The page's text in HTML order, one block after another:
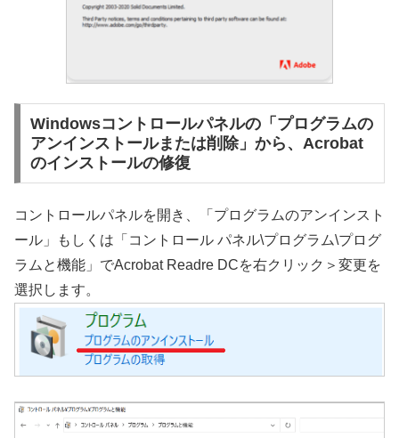
Windowsコントロールパネルの「プログラムの
アンインストールまたは削除」から、Acrobat
のインストールの修復
コントロールパネルを開き、「プログラムのアンインスト
ール」もしくは「コントロール パネル\プログラム\プログ
ラムと機能」でAcrobat Readre DCを右クリック＞変更を
選択します。